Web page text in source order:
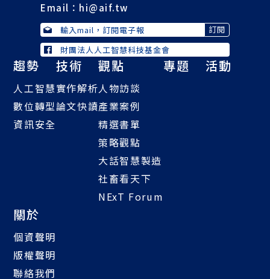
Email： hi@aif.tw
財團法人人工智慧科技基金會
趨勢
人工智慧
數位轉型
資訊安全
技術
實作解析
論文快讀
觀點
人物訪談
產業案例
精選書單
策略觀點
大話智慧製造
社畜看天下
NExT Forum
專題 活動
關於
個資聲明
版權聲明
聯絡我們